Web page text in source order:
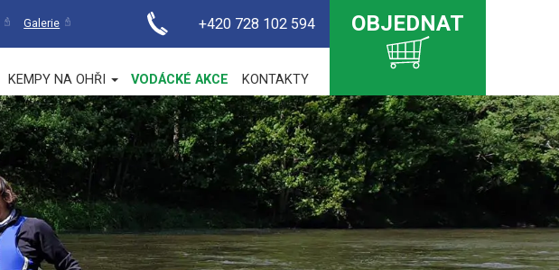
Galerie +420 728 102 594
KEMPY NA OHŘI VODÁCKÉ AKCE KONTAKTY
OBJEDNAT